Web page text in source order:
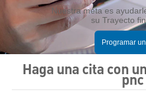
Nuestra meta es
su Trayecto
Programar
Haga una cita conpnc